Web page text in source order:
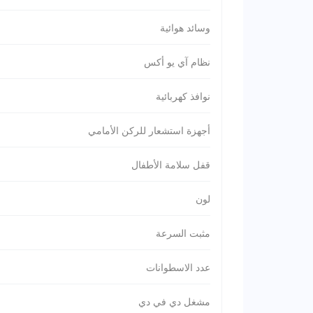
وسائد هوائية
نظام آي يو أكس
نوافذ كهربائية
أجهزة استشعار للركن الأمامي
قفل سلامة الأطفال
لون
مثبت السرعة
عدد الاسطوانات
مشغل دي في دي